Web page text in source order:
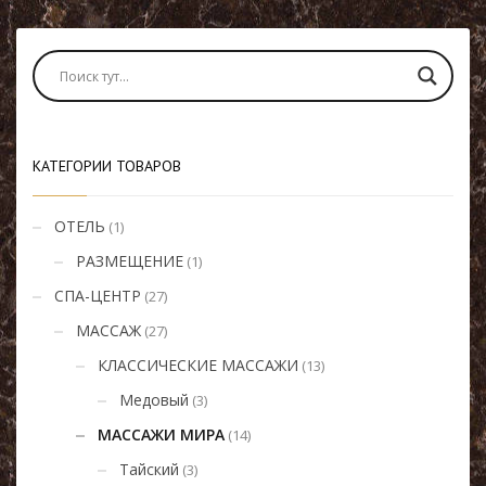
КАТЕГОРИИ ТОВАРОВ
ОТЕЛЬ (1)
РАЗМЕЩЕНИЕ (1)
СПА-ЦЕНТР (27)
МАССАЖ (27)
КЛАССИЧЕСКИЕ МАССАЖИ (13)
Медовый (3)
МАССАЖИ МИРА (14)
Тайский (3)